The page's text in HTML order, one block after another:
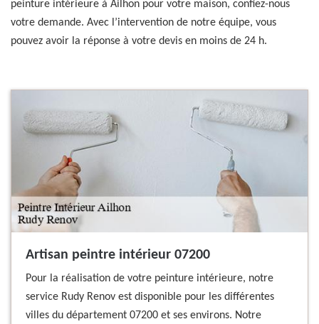
peinture intérieure à Ailhon pour votre maison, confiez-nous
votre demande. Avec l’intervention de notre équipe, vous
pouvez avoir la réponse à votre devis en moins de 24 h.
Artisan peintre intérieur 07200
Pour la réalisation de votre peinture intérieure, notre
service Rudy Renov est disponible pour les différentes
villes du département 07200 et ses environs. Notre